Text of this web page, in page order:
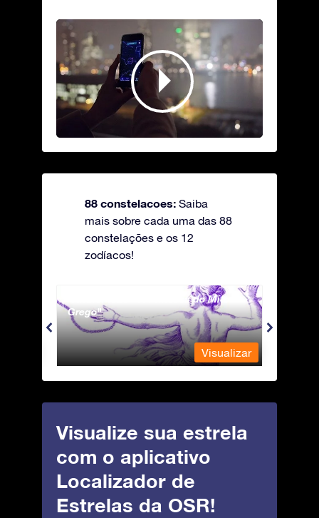
88 constelacoes: Saiba
mais sobre cada uma das 88
constelações e os 12
zodíacos!
Andromeda - A Princesa do Mito
Grego
Visualizar
Visualize sua estrela
com o aplicativo
Localizador de
Estrelas da OSR!